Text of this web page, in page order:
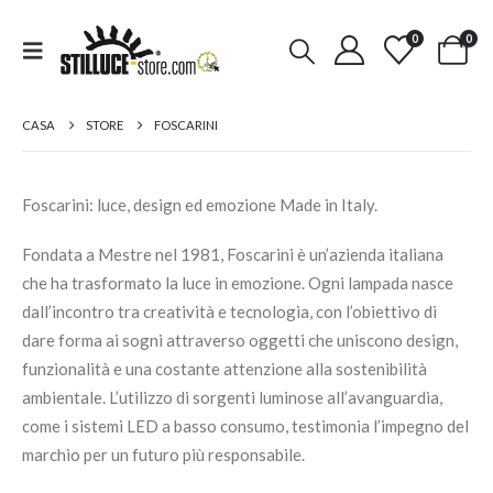
0 0
CASA STORE FOSCARINI
Foscarini: luce, design ed emozione Made in Italy.
Fondata a Mestre nel 1981, Foscarini è un’azienda italiana
che ha trasformato la luce in emozione. Ogni lampada nasce
dall’incontro tra creatività e tecnologia, con l’obiettivo di
dare forma ai sogni attraverso oggetti che uniscono design,
funzionalità e una costante attenzione alla sostenibilità
ambientale. L’utilizzo di sorgenti luminose all’avanguardia,
come i sistemi LED a basso consumo, testimonia l’impegno del
marchio per un futuro più responsabile.